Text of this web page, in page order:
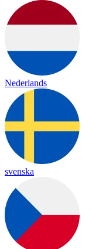
Nederlands
svenska